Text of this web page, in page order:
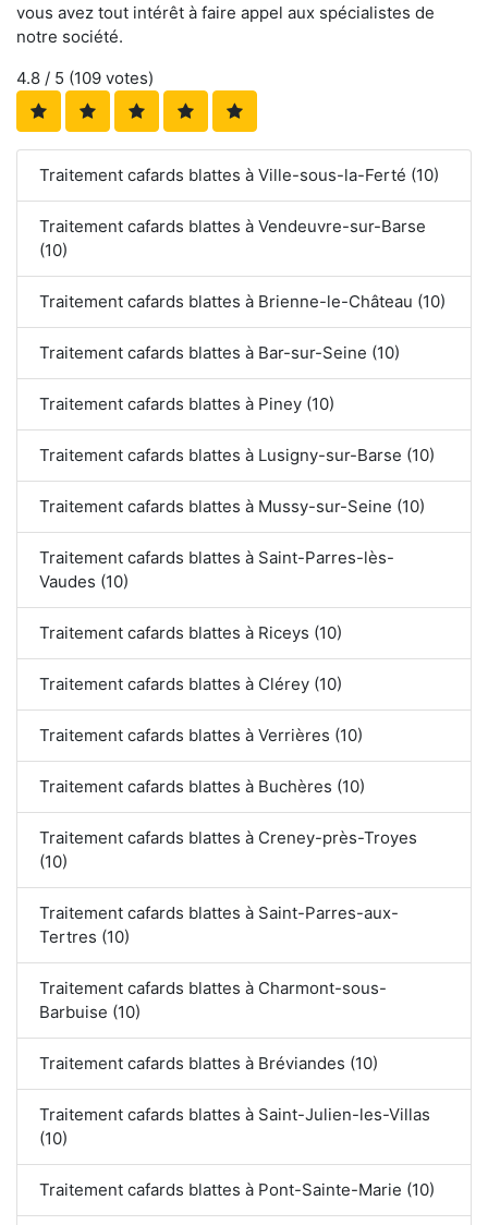
vous avez tout intérêt à faire appel aux spécialistes de
notre société.
4.8 / 5 (109 votes)
Traitement cafards blattes à Ville-sous-la-Ferté (10)
Traitement cafards blattes à Vendeuvre-sur-Barse
(10)
Traitement cafards blattes à Brienne-le-Château (10)
Traitement cafards blattes à Bar-sur-Seine (10)
Traitement cafards blattes à Piney (10)
Traitement cafards blattes à Lusigny-sur-Barse (10)
Traitement cafards blattes à Mussy-sur-Seine (10)
Traitement cafards blattes à Saint-Parres-lès-
Vaudes (10)
Traitement cafards blattes à Riceys (10)
Traitement cafards blattes à Clérey (10)
Traitement cafards blattes à Verrières (10)
Traitement cafards blattes à Buchères (10)
Traitement cafards blattes à Creney-près-Troyes
(10)
Traitement cafards blattes à Saint-Parres-aux-
Tertres (10)
Traitement cafards blattes à Charmont-sous-
Barbuise (10)
Traitement cafards blattes à Bréviandes (10)
Traitement cafards blattes à Saint-Julien-les-Villas
(10)
Traitement cafards blattes à Pont-Sainte-Marie (10)